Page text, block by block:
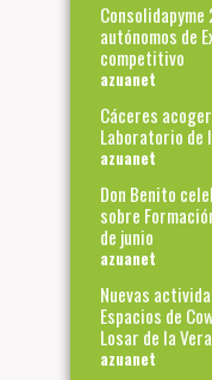
autónomos de
competitivo
azuanet
Cáceres
Laboratorio de
azuanet
Don Benito
sobre
de junio
azuanet
Nuevas
Espacios de
Losar de la Vera
azuanet